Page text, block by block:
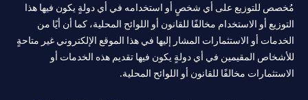
مُخصص للتوزيع على أي شخصٍ أو استخدامه في أي دولةٍ يكون فيها هذا
التوزيع أو الاستخدام مخالفًا للقانون أو اللوائح المحلية، كما أن أيًا من
الخدمات أو الاستثمارات المشار إليها في هذا الموقع الإلكتروني غير متاحةٍ
للأشخاص المقيمين في أي دولةٍ يكون فيها تقديم هذه الخدمات أو
الاستثمارات مخالفًا للقانون أو اللوائح المحلية.